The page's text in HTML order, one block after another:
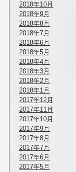
2018年10月
2018年9月
2018年8月
2018年7月
2018年6月
2018年5月
2018年4月
2018年3月
2018年2月
2018年1月
2017年12月
2017年11月
2017年10月
2017年9月
2017年8月
2017年7月
2017年6月
2017年5月